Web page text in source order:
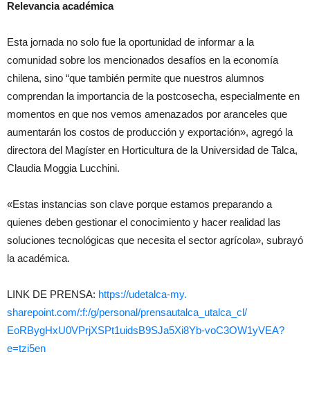
Relevancia académica
Esta jornada no solo fue la oportunidad de informar a la
comunidad sobre los mencionados desafíos en la economía
chilena, sino “que también permite que nuestros alumnos
comprendan la importancia de la postcosecha, especialmente en
momentos en que nos vemos amenazados por aranceles que
aumentarán los costos de producción y exportación», agregó la
directora del Magíster en Horticultura de la Universidad de Talca,
Claudia Moggia Lucchini.
«Estas instancias son clave porque estamos preparando a
quienes deben gestionar el conocimiento y hacer realidad las
soluciones tecnológicas que necesita el sector agrícola», subrayó
la académica.
LINK DE PRENSA: https://udetalca-my.
sharepoint.com/:f:/g/personal/prensautalca_utalca_cl/
EoRBygHxU0VPrjXSPt1uidsB9SJa5Xi8Yb-voC3OW1yVEA?
e=tzi5en